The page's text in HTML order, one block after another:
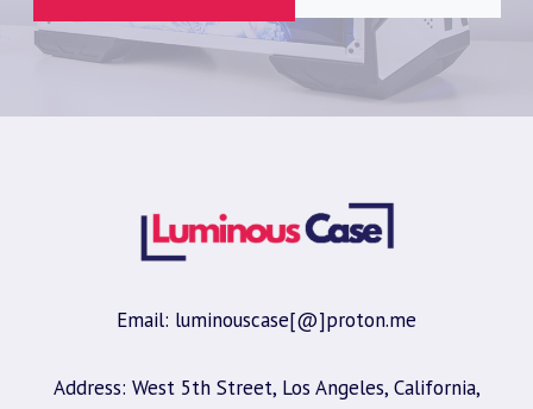
Email: luminouscase[@]proton.me
Address: West 5th Street, Los Angeles, California,